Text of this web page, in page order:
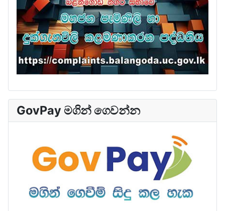
GovPay මගින් ගෙවන්න